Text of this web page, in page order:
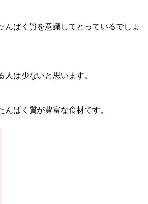
んぱく質を意識してとっているでしょ
人は少ないと思います。
んぱく質が豊富な食材です。